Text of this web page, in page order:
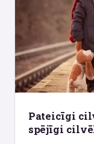
Pateicīgi
spējīgi